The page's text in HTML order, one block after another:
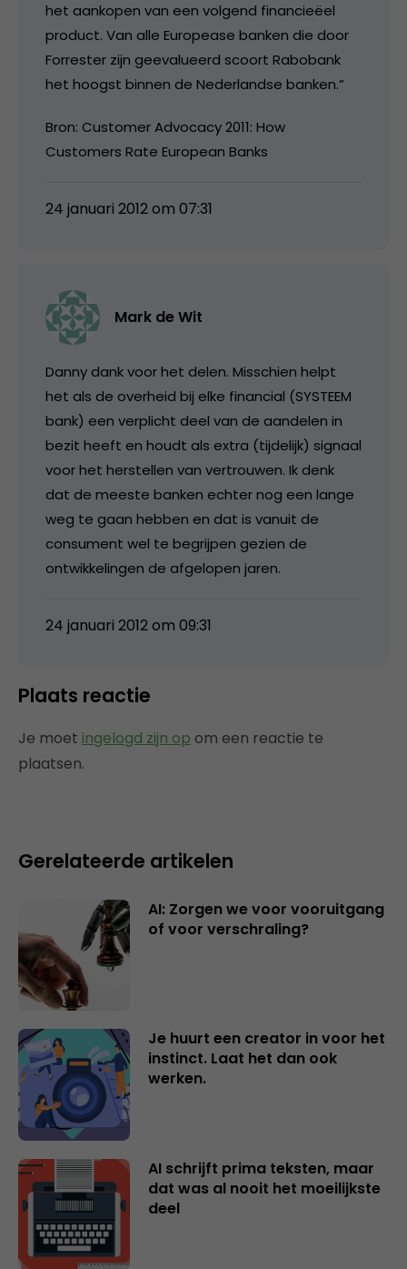
het aankopen van een volgend financieëel
product. Van alle Europease banken die door
Forrester zijn geevalueerd scoort Rabobank
het hoogst binnen de Nederlandse banken.”
Bron: Customer Advocacy 2011: How
Customers Rate European Banks
24 januari 2012 om 07:31
Mark de Wit
Danny dank voor het delen. Misschien helpt
het als de overheid bij elke financial (SYSTEEM
bank) een verplicht deel van de aandelen in
bezit heeft en houdt als extra (tijdelijk) signaal
voor het herstellen van vertrouwen. Ik denk
dat de meeste banken echter nog een lange
weg te gaan hebben en dat is vanuit de
consument wel te begrijpen gezien de
ontwikkelingen de afgelopen jaren.
24 januari 2012 om 09:31
Plaats reactie
Je moet ingelogd zijn op om een reactie te
plaatsen.
Gerelateerde artikelen
AI: Zorgen we voor vooruitgang
of voor verschraling?
Je huurt een creator in voor het
instinct. Laat het dan ook
werken.
AI schrijft prima teksten, maar
dat was al nooit het moeilijkste
deel